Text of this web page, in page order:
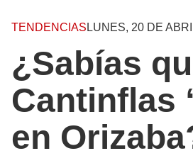
TENDENCIAS LUNES, 20 DE
¿Sabías
Cantinflas
en